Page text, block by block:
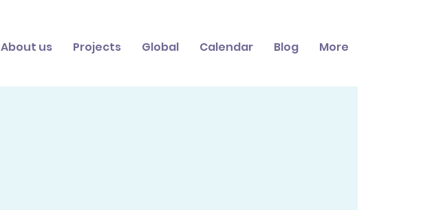
About us Projects Global Calendar Blog More